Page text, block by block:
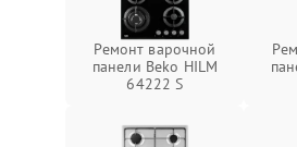
Ремонт варочной
панели Beko HILM
64222 S